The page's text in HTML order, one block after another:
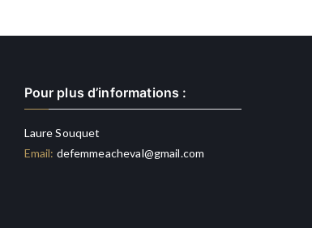
Pour plus d’informations :
Laure Souquet
Email: defemmeacheval@gmail.com